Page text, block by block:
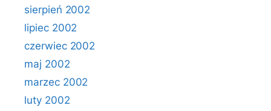
sierpień 2002
lipiec 2002
czerwiec 2002
maj 2002
marzec 2002
luty 2002